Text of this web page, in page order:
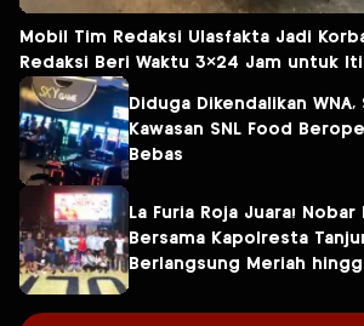
Mobil Tim Redaksi Ulasfakta Jadi
Redaksi Beri Waktu 3×24 Jam untuk
Diduga Dikendalikan
Kawasan SNL Food
Bebas
La Furia Roja Juara! Nobar
Bersama Kapolresta
Berlangsung Meriah